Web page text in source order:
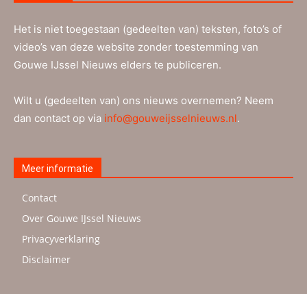
Het is niet toegestaan (gedeelten van) teksten, foto’s of
video’s van deze website zonder toestemming van
Gouwe IJssel Nieuws elders te publiceren.
Wilt u (gedeelten van) ons nieuws overnemen? Neem
dan contact op via info@gouweijsselnieuws.nl.
Meer informatie
Contact
Over Gouwe IJssel Nieuws
Privacyverklaring
Disclaimer